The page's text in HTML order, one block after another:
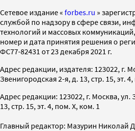
Cетевое издание « forbes.ru »
службой по надзору в сфере связи,
технологий и массовых
номер и дата принятия решения о
ФС77-82431 от 23 декабря 2021 г.
Адрес редакции, издателя: 123022, г.
Звенигородская 2-я, д. 13, стр. 15, эт.
Адрес редакции: 123022, г. Москва, ул.
13, стр. 15, эт. 4, пом. X, ком. 1
Главный редактор: Мазурин Николай